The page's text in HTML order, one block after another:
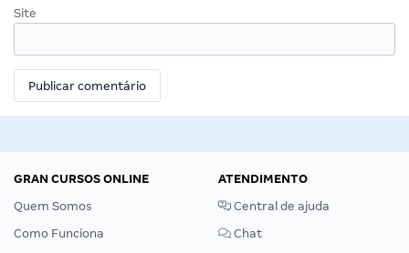
Site
GRAN CURSOS ONLINE
Quem Somos
Como Funciona
ATENDIMENTO
Central de ajuda
Chat